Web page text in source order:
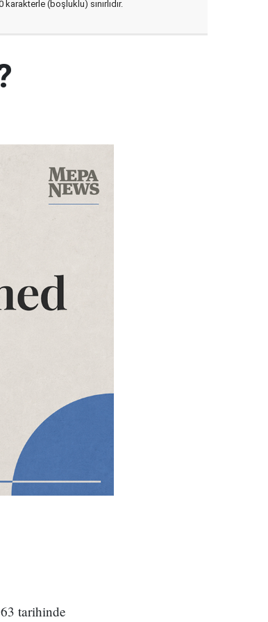
(boşluklu) sınırlıdır.
tarihinde